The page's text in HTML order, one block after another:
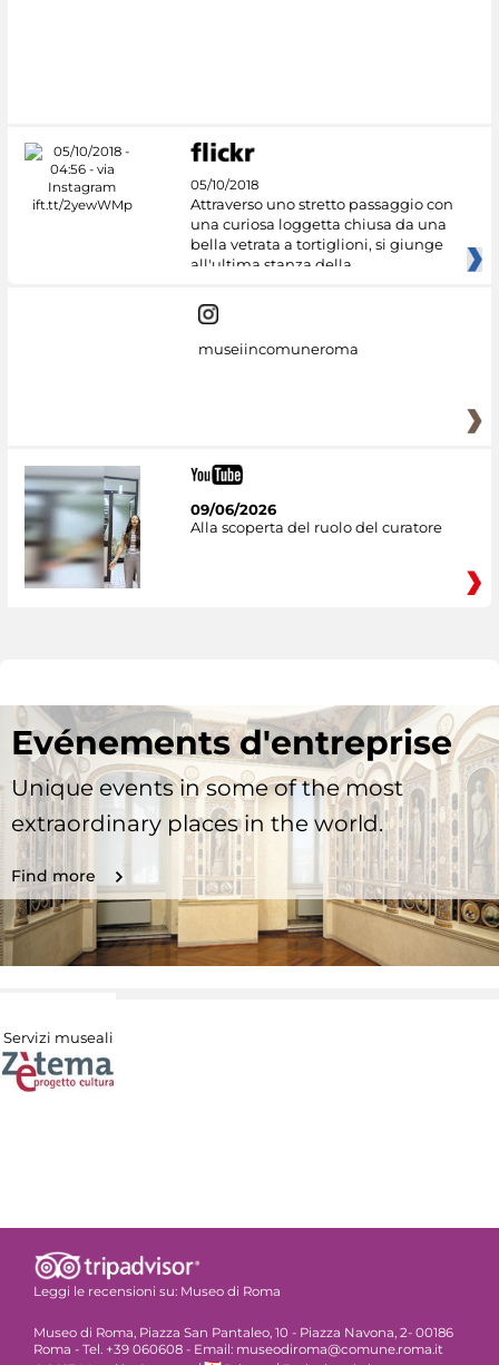
05/10/2018
Attraverso uno stretto passaggio con
una curiosa loggetta chiusa da una
bella vetrata a tortiglioni, si giunge
all'ultima stanza della
museiincomuneroma
09/06/2026
Alla scoperta del ruolo del curatore
Evénements d'entreprise
Unique events in some of the most
extraordinary places in the world.
Find more
Servizi museali
Leggi le recensioni su: Museo di Roma
Museo di Roma, Piazza San Pantaleo, 10 - Piazza Navona, 2- 00186
Roma - Tel. +39 060608 - Email: museodiroma@comune.roma.it